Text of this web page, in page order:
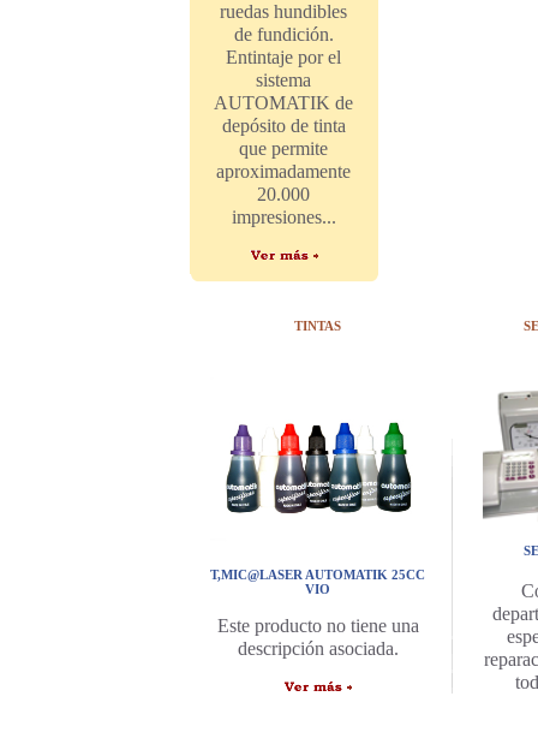
ruedas hundibles
de fundición.
Entintaje por el
sistema
AUTOMATIK de
depósito de tinta
que permite
aproximadamente
20.000
impresiones...
TINTAS
T,MIC@LASER AUTOMATIK 25CC
VIO
Este producto no tiene una
descripción asociada.